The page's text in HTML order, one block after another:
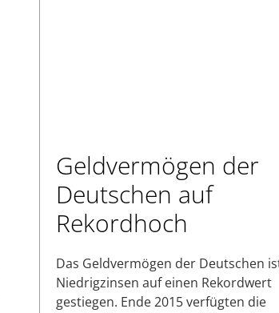
Geldvermögen der
Deutschen auf
Rekordhoch
Das Geldvermögen der Deutschen
Niedrigzinsen auf einen Rekordwert
gestiegen. Ende 2015 verfügten die